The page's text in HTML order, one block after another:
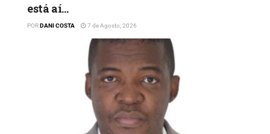
está aí…
PORDANI COSTA 7 de Agosto, 2026